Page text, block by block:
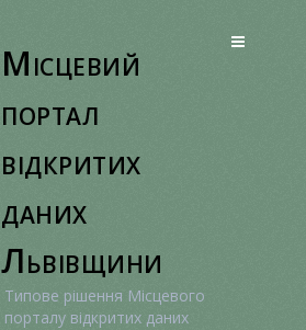
Місцевий
портал
відкритих
даних
Львівщини
Типове рішення Місцевого
порталу відкритих даних